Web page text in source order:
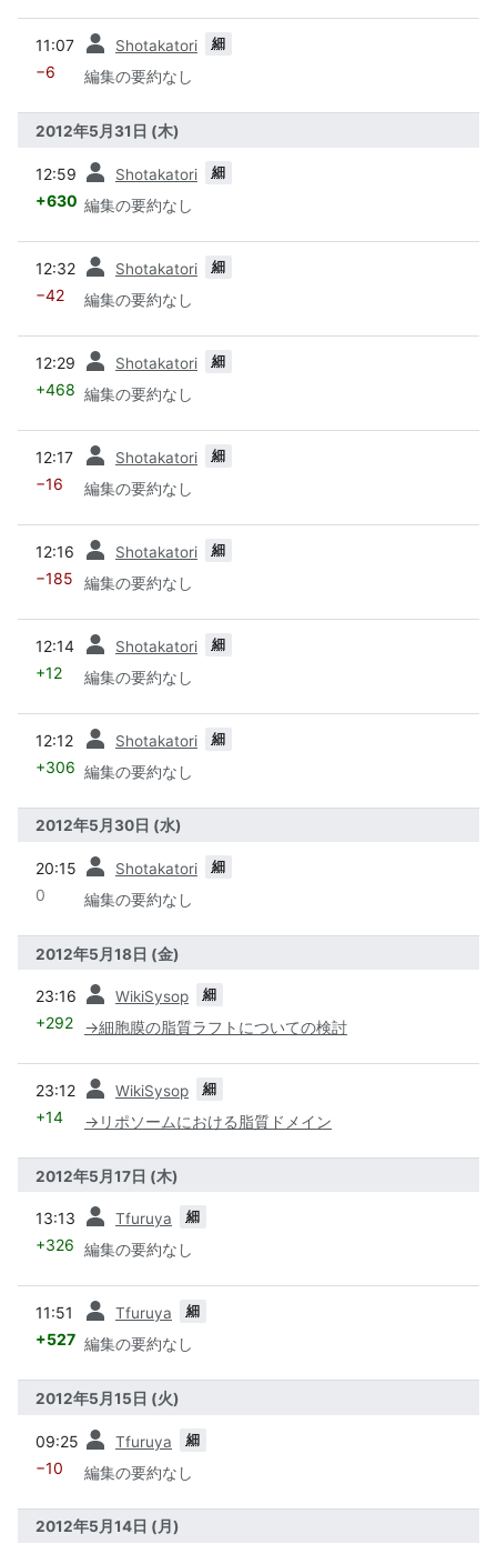
11:07 Shotakatori 細
−6 編集の要約なし
2012年5月31日 (木)
12:59 Shotakatori 細
+630 編集の要約なし
12:32 Shotakatori 細
−42 編集の要約なし
12:29 Shotakatori 細
+468 編集の要約なし
12:17 Shotakatori 細
−16 編集の要約なし
12:16 Shotakatori 細
−185 編集の要約なし
12:14 Shotakatori 細
+12 編集の要約なし
12:12 Shotakatori 細
+306 編集の要約なし
2012年5月30日 (水)
20:15 Shotakatori 細
0 編集の要約なし
2012年5月18日 (金)
23:16 WikiSysop 細
+292 →細胞膜の脂質ラフトについての検討
23:12 WikiSysop 細
+14 → リポソームにおける脂質ドメイン
2012年5月17日 (木)
13:13 Tfuruya 細
+326 編集の要約なし
11:51 Tfuruya 細
+527 編集の要約なし
2012年5月15日 (火)
09:25 Tfuruya 細
−10 編集の要約なし
2012年5月14日 (月)